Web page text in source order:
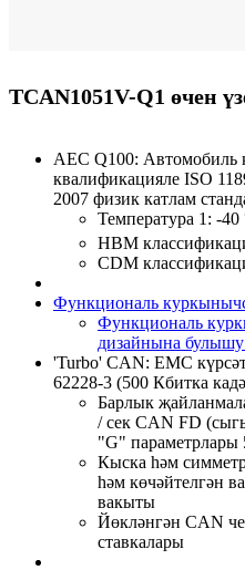
TCAN1051V-Q1 өчен
AEC Q100: Автомобиль
квалификацияле ISO
2007 физик катлам
Температура 1: -40
HBM
CDM
Функциональ
Функциональ
дизайнына
'Turbo' CAN: EMC
62228-3 (500 Кбитка
Барлык
/ сек CAN FD
"G" параметрлары
Кыска һәм
һәм көчәйтелгән
вакыты
Йөкләнгән CAN
ставкалары